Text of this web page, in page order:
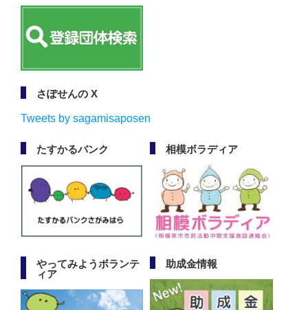
さぽせんの X
Tweets by sagamisaposen
たすかるバンク 相模ボラディア
やってみようボランテ
ィア
助成金情報